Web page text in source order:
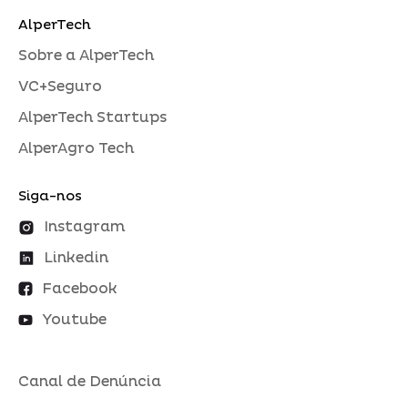
AlperTech
Sobre a AlperTech
VC+Seguro
AlperTech Startups
AlperAgro Tech
Siga-nos
Instagram
Linkedin
Facebook
Youtube
Canal de Denúncia